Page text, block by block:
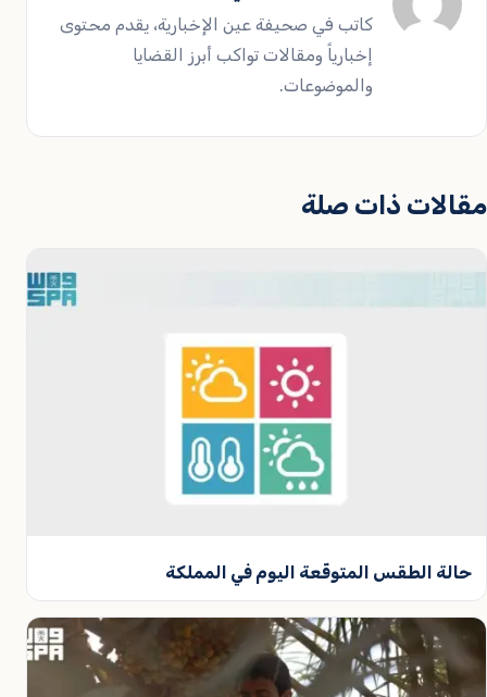
كاتب في صحيفة عين الإخبارية، يقدم محتوى
إخبارياً ومقالات تواكب أبرز القضايا
والموضوعات.
مقالات ذات صلة
حالة الطقس المتوقّعة اليوم في المملكة